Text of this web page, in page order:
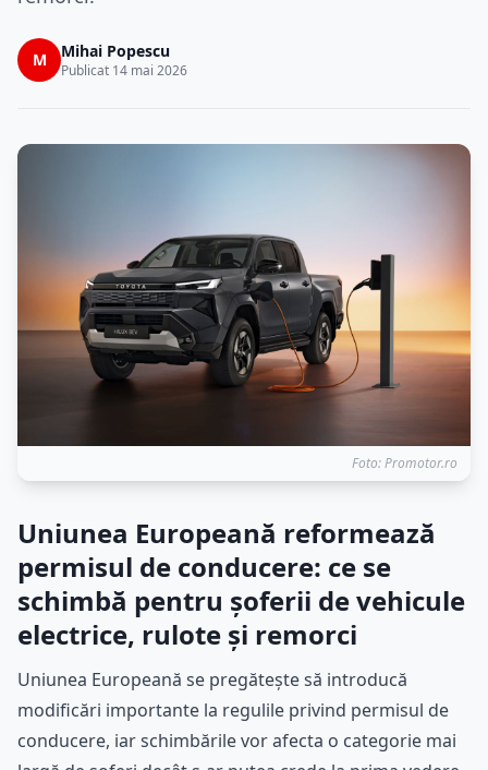
M Mihai Popescu
Publicat 14 mai 2026
Foto: Promotor.ro
Uniunea Europeană reformează
permisul de conducere: ce se
schimbă pentru șoferii de vehicule
electrice, rulote și remorci
Uniunea Europeană se pregătește să introducă
modificări importante la regulile privind permisul de
conducere, iar schimbările vor afecta o categorie mai